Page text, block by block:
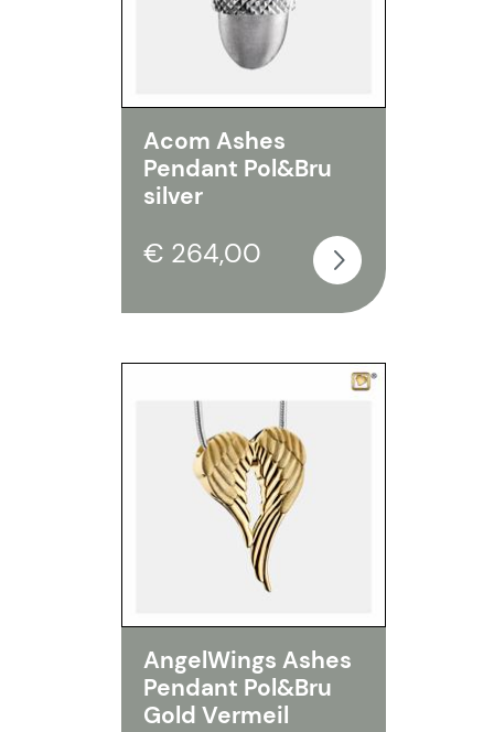
Acom Ashes
Pendant Pol&Bru
silver
€ 264,00
AngelWings Ashes
Pendant Pol&Bru
Gold Vermeil